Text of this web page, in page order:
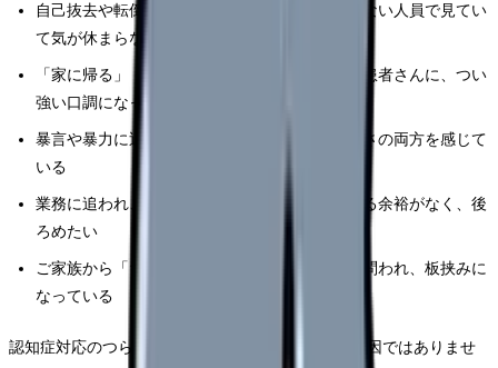
自己抜去や転倒のリスクが高い患者さんを、少ない人員で見てい
て気が休まらない
「家に帰る」「ここはどこ」と繰り返し訴える患者さんに、つい
強い口調になってしまう
暴言や暴力に近い言動を受け、怖さと申し訳なさの両方を感じて
いる
業務に追われ、一人の患者さんにじっくり関わる余裕がなく、後
ろめたい
ご家族から「ちゃんと見てくれているのか」と問われ、板挟みに
なっている
認知症対応のつらさは、技術や知識の不足だけが原因ではありませ